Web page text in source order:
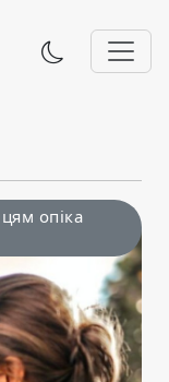
опіка